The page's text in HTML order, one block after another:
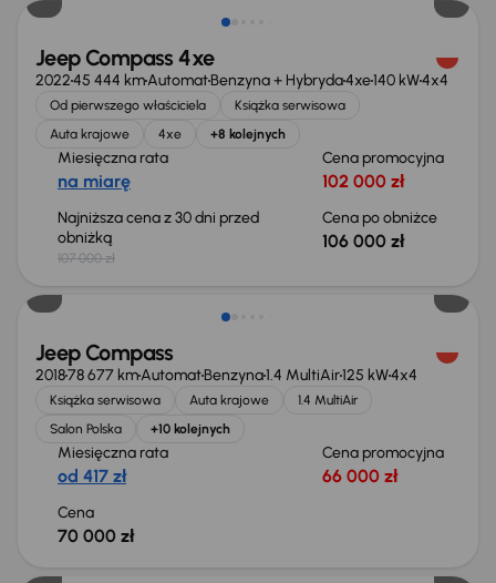
Jeep Compass 4xe
202245 444 kmAutomatBenzyna + Hybryda4xe140 kW4x4
Od pierwszego właściciela
Książka serwisowa
Auta krajowe
4xe +8 kolejnych
Miesięczna rata
na miarę
Cena promocyjna
102 000 zł
Najniższa cena z 30 dni przed
obniżką
107 000 zł
Cena po obniżce
106 000 zł
Jeep Compass
201878 677 kmAutomatBenzyna1.4 MultiAir125 kW4x4
Książka serwisowa Auta krajowe
1.4 MultiAir
Salon Polska
+10 kolejnych
Miesięczna rata
od 417 zł
Cena promocyjna
66 000 zł
Cena
70 000 zł